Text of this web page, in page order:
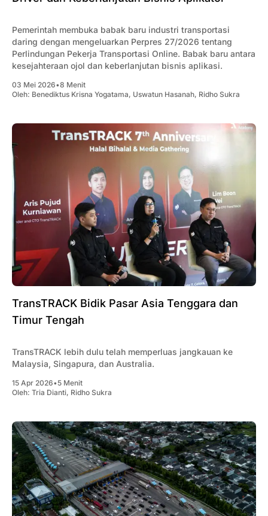
Pemerintah membuka babak baru industri transportasi
daring dengan mengeluarkan Perpres 27/2026 tentang
Perlindungan Pekerja Transportasi Online. Babak baru antara
kesejahteraan ojol dan keberlanjutan bisnis aplikasi.
03 Mei 2026•8 Menit
Oleh: Benediktus Krisna Yogatama, Uswatun Hasanah, Ridho Sukra
TransTRACK Bidik Pasar Asia Tenggara dan
Timur Tengah
TransTRACK lebih dulu telah memperluas jangkauan ke
Malaysia, Singapura, dan Australia.
15 Apr 2026•5 Menit
Oleh: Tria Dianti, Ridho Sukra